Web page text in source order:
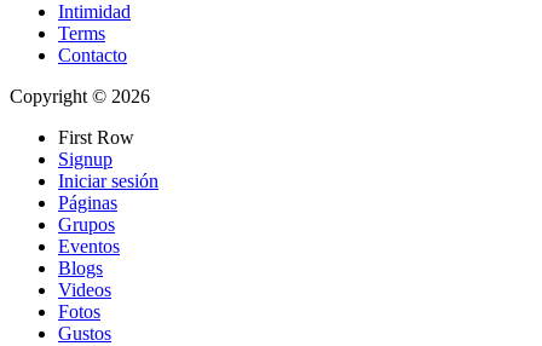
Intimidad
Terms
Contacto
Copyright © 2026
First Row
Signup
Iniciar sesión
Páginas
Grupos
Eventos
Blogs
Videos
Fotos
Gustos